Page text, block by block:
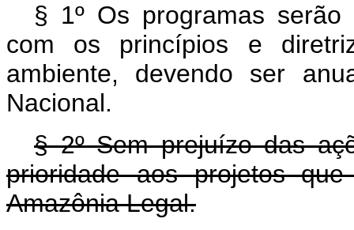
§ 1º Os programas serão
com os princípios e
ambiente, devendo ser
Nacional.
§ 2º Sem prejuízo das
prioridade aos projetos
Amazônia Legal.